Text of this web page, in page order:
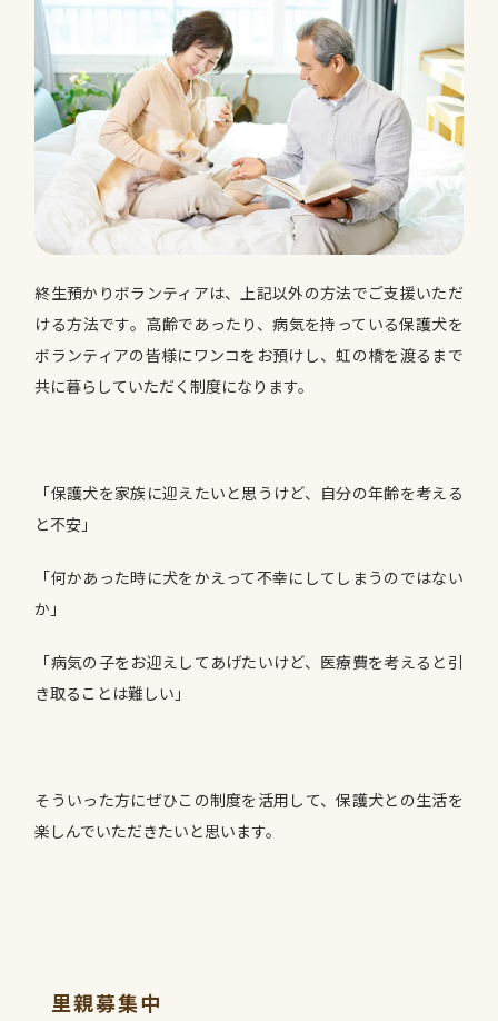
終生預かりボランティアは、上記以外の方法でご支援いただ
ける方法です。高齢であったり、病気を持っている保護犬を
ボランティアの皆様にワンコをお預けし、虹の橋を渡るまで
共に暮らしていただく制度になります。
「保護犬を家族に迎えたいと思うけど、自分の年齢を考える
と不安」
「何かあった時に犬をかえって不幸にしてしまうのではない
か」
「病気の子をお迎えしてあげたいけど、医療費を考えると引
き取ることは難しい」
そういった方にぜひこの制度を活用して、保護犬との生活を
楽しんでいただきたいと思います。
里親募集中